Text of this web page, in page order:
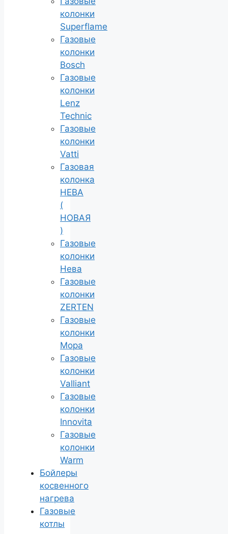
колонки
Superflame
Газовые
колонки
Bosch
Газовые
колонки
Lenz
Technic
Газовые
колонки
Vatti
Газовая
колонка
НЕВА
(
НОВАЯ
)
Газовые
колонки
Нева
Газовые
колонки
ZERTEN
Газовые
колонки
Мора
Газовые
колонки
Valliant
Газовые
колонки
Innovita
Газовые
колонки
Warm
Бойлеры
косвенного
нагрева
Газовые
котлы